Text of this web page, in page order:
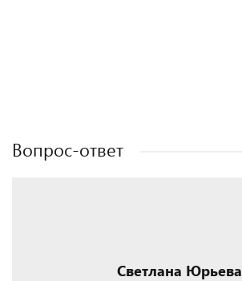
Вопрос-ответ
Светлана Юрьева